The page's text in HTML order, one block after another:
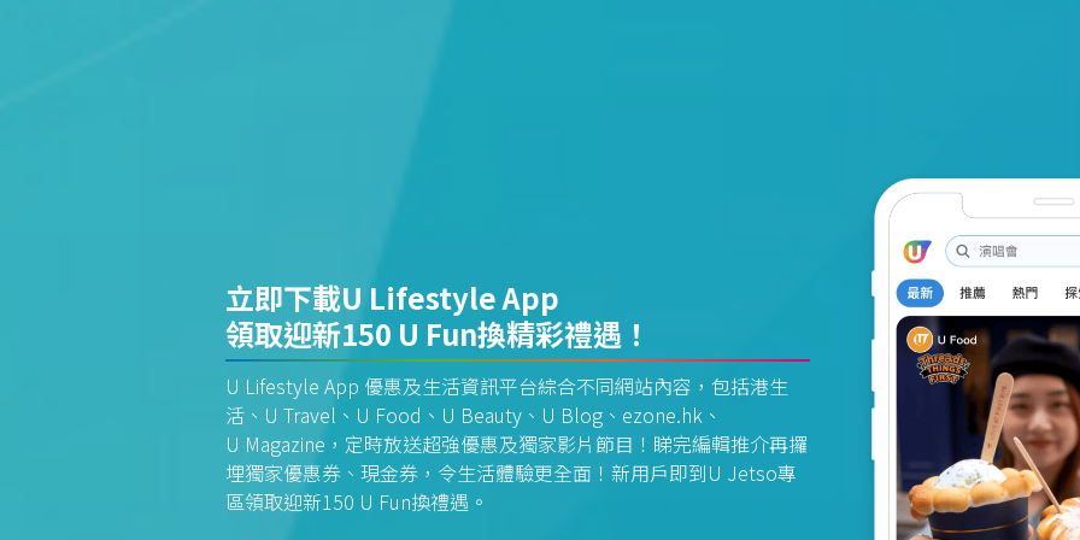
立即下載U Lifestyle App
領取迎新150 U Fun換精彩禮遇！
U Lifestyle App 優惠及生活資訊平台綜合不同網站內容，包括港生
活、U Travel、U Food、U Beauty、U Blog、ezone.hk、
U Magazine，定時放送超強優惠及獨家影片節目！睇完編輯推介再攞
埋獨家優惠券、現金券，令生活體驗更全面！新用戶即到U Jetso專
區領取迎新150 U Fun換禮遇。